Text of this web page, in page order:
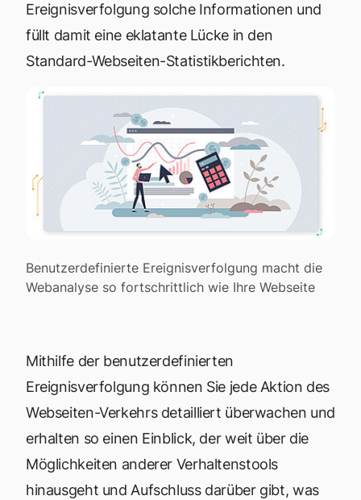
Benutzerdefinierte Ereignisverfolgung macht die
Webanalyse so fortschrittlich wie Ihre Webseite
Ereignisverfolgung solche Informationen und
füllt damit eine eklatante Lücke in den
Standard-Webseiten-Statistikberichten.
Mithilfe der benutzerdefinierten
Ereignisverfolgung können Sie jede Aktion des
Webseiten-Verkehrs detailliert überwachen und
erhalten so einen Einblick, der weit über die
Möglichkeiten anderer Verhaltenstools
hinausgeht und Aufschluss darüber gibt, was